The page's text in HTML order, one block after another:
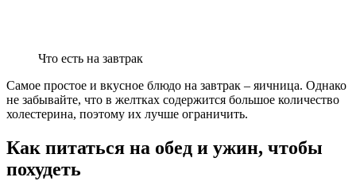
Что есть на завтрак
Самое простое и вкусное блюдо на завтрак – яичница. Однако
не забывайте, что в желтках содержится большое количество
холестерина, поэтому их лучше ограничить.
Как питаться на обед и ужин, чтобы
похудеть